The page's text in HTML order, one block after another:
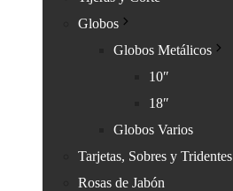
Globos
Globos Metálicos
10″
18″
Globos Varios
Tarjetas, Sobres y Tridentes
Rosas de Jabón